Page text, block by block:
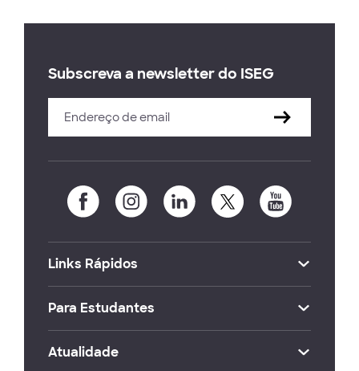
Subscreva a newsletter do ISEG
Links Rápidos
Para Estudantes
Atualidade